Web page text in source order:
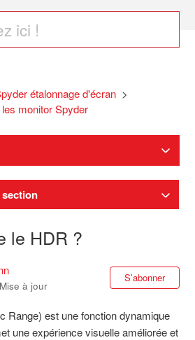
étalonnage d'écran
monitor Spyder
le HDR ?
Mise à jour
S’abonner
Range) est une fonction dynamique
une expérience visuelle améliorée et